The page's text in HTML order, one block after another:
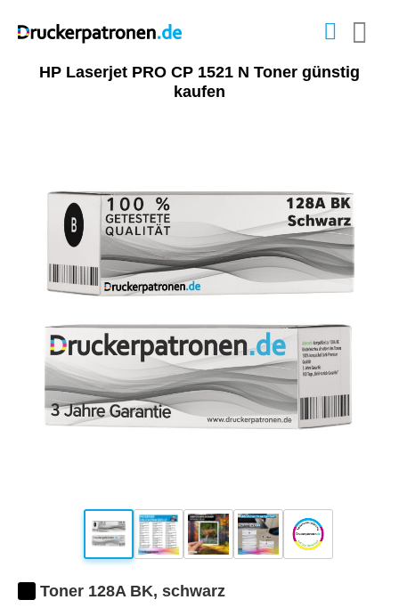
HP Laserjet PRO CP 1521 N Toner günstig
kaufen
Toner 128A BK, schwarz